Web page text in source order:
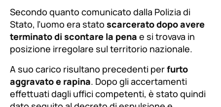
Secondo quanto comunicato dalla Polizia di
Stato, l’uomo era stato scarcerato dopo avere
terminato di scontare la pena e si trovava in
posizione irregolare sul territorio nazionale.
A suo carico risultano precedenti perfurto
aggravato e rapina. Dopo gli accertamenti
effettuati dagli uffici competenti, è stato quindi